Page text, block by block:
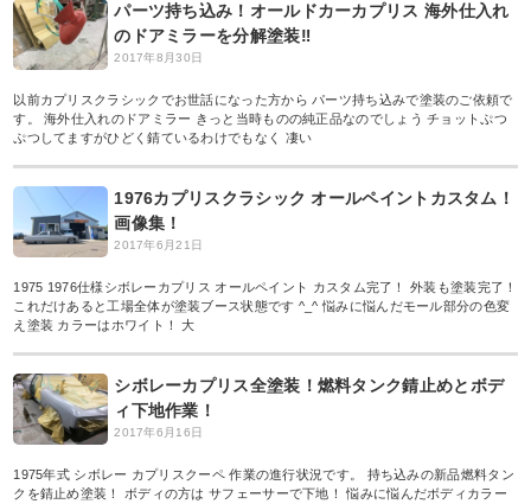
パーツ持ち込み！オールドカーカプリス 海外仕入れ
のドアミラーを分解塗装‼︎
2017年8月30日
以前カプリスクラシックでお世話になった方から パーツ持ち込みで塗装のご依頼で
す。 海外仕入れのドアミラー きっと当時ものの純正品なのでしょう チョットぷつ
ぷつしてますがひどく錆ているわけでもなく 凄い
1976カプリスクラシック オールペイントカスタム！
画像集！
2017年6月21日
1975 1976仕様シボレーカプリス オールペイント カスタム完了！ 外装も塗装完了！
これだけあると工場全体が塗装ブース状態です ^_^ 悩みに悩んだモール部分の色変
え塗装 カラーはホワイト！ 大
シボレーカプリス全塗装！燃料タンク錆止めとボデ
ィ下地作業！
2017年6月16日
1975年式 シボレー カプリスクーペ 作業の進行状況です。 持ち込みの新品燃料タン
クを錆止め塗装！ ボディの方は サフェーサーで下地！ 悩みに悩んだボディカラー